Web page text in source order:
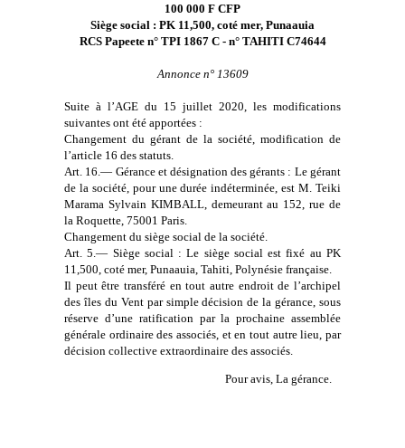
100 000 F CFP
Siège social : PK 11,500, coté mer, Punaauia
RCS Papeete n° TPI 1867 C - n° TAHITI C74644
Annonce n° 13609
Suite à l’AGE du 15 juillet 2020, les modifications
suivantes ont été apportées :
Changement du gérant de la société, modification de
l’article 16 des statuts.
Art. 16.— Gérance et désignation des gérants : Le gérant
de la société, pour une durée indéterminée, est M. Teiki
Marama Sylvain KIMBALL, demeurant au 152, rue de
la Roquette, 75001 Paris.
Changement du siège social de la société.
Art. 5.— Siège social : Le siège social est fixé au PK
11,500, coté mer, Punaauia, Tahiti, Polynésie française.
Il peut être transféré en tout autre endroit de l’archipel
des îles du Vent par simple décision de la gérance, sous
réserve d’une ratification par la prochaine assemblée
générale ordinaire des associés, et en tout autre lieu, par
décision collective extraordinaire des associés.
Pour avis, La gérance.